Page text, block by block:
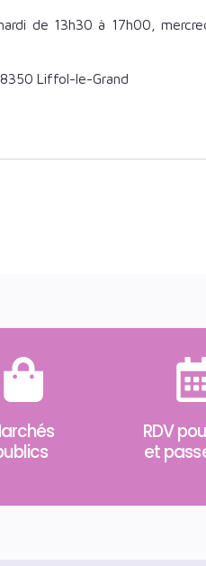
de 13h30 à 17h00,
Liffol-le-Grand
RDV
et